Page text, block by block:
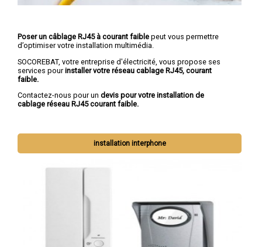
Poser un câblage RJ45 à courant faible peut vous permettre
d’optimiser votre installation multimédia.
SOCOREBAT, votre entreprise d'électricité, vous propose ses
services pourinstaller votre réseau cablage RJ45, courant
faible.
Contactez-nous pour un devis pour votre installation de
cablage réseau RJ45 courant faible.
installation interphone